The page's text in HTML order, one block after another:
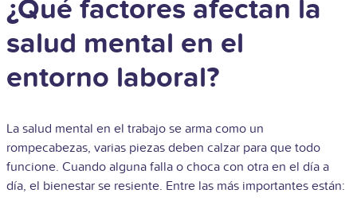
¿Qué factores afectan la
salud mental en el
entorno laboral?
La salud mental en el trabajo se arma como un
rompecabezas, varias piezas deben calzar para que todo
funcione. Cuando alguna falla o choca con otra en el día a
día, el bienestar se resiente. Entre las más importantes están: